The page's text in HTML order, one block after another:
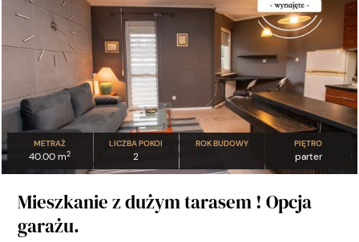
METRAŻ
40.00 m2
LICZBA POKOI
2
ROK BUDOWY PIĘTRO
parter
Mieszkanie z dużym tarasem ! Opcja
garażu.